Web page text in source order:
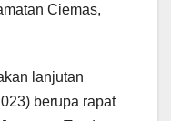
Ciemas,
lanjutan
berupa rapat